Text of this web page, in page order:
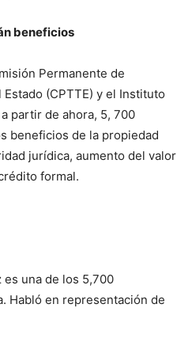
beneficios
Permanente de
(CPTTE) y el Instituto
partir de ahora, 5, 700
beneficios de la propiedad
jurídica, aumento del valor
formal.
es una de los 5,700
Habló en representación de